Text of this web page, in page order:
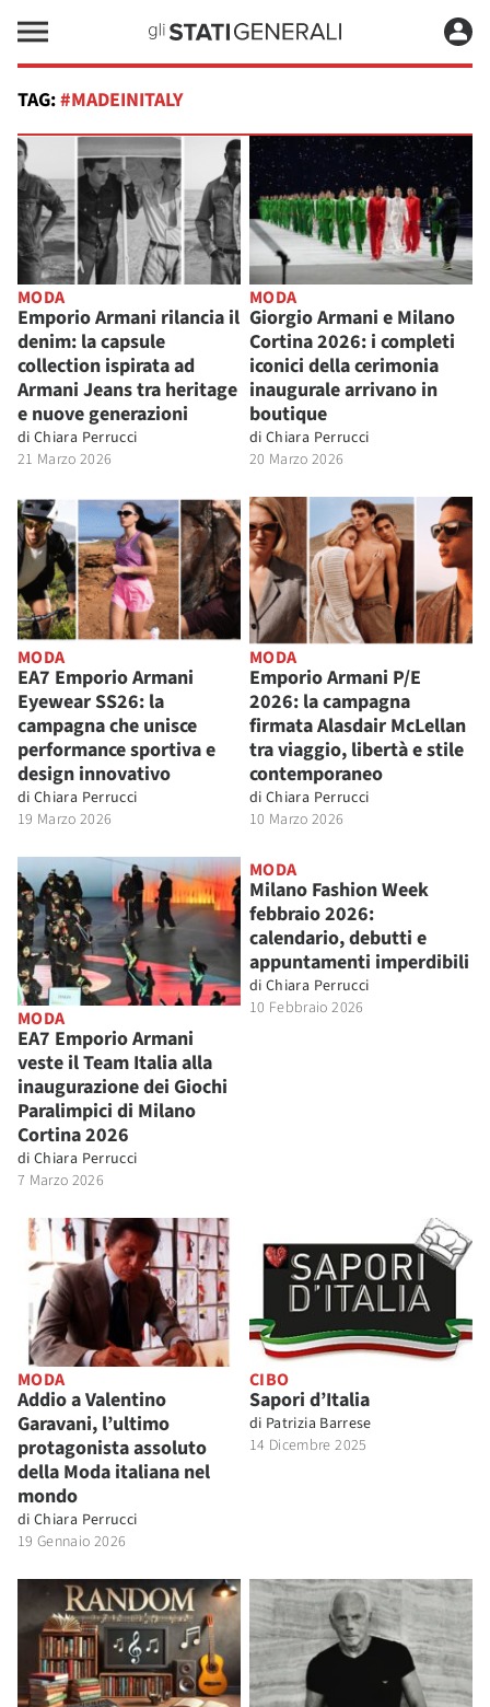
TAG:#MADEINITALY
MODA
Emporio Armani rilancia il
denim: la capsule
collection ispirata ad
Armani Jeans tra heritage
e nuove generazioni
di Chiara Perrucci
21 Marzo 2026
MODA
Giorgio Armani e Milano
Cortina 2026: i completi
iconici della cerimonia
inaugurale arrivano in
boutique
di Chiara Perrucci
20 Marzo 2026
MODA
EA7 Emporio Armani
Eyewear SS26: la
campagna che unisce
performance sportiva e
design innovativo
di Chiara Perrucci
19 Marzo 2026
MODA
Emporio Armani P/E
2026: la campagna
firmata Alasdair McLellan
tra viaggio, libertà e stile
contemporaneo
di Chiara Perrucci
10 Marzo 2026
MODA
EA7 Emporio Armani
veste il Team Italia alla
inaugurazione dei Giochi
Paralimpici di Milano
Cortina 2026
di Chiara Perrucci
7 Marzo 2026
MODA
Milano Fashion Week
febbraio 2026:
calendario, debutti e
appuntamenti imperdibili
di Chiara Perrucci
10 Febbraio 2026
MODA
Addio a Valentino
Garavani, l’ultimo
protagonista assoluto
della Moda italiana nel
mondo
di Chiara Perrucci
19 Gennaio 2026
CIBO
Sapori d’Italia
di Patrizia Barrese
14 Dicembre 2025